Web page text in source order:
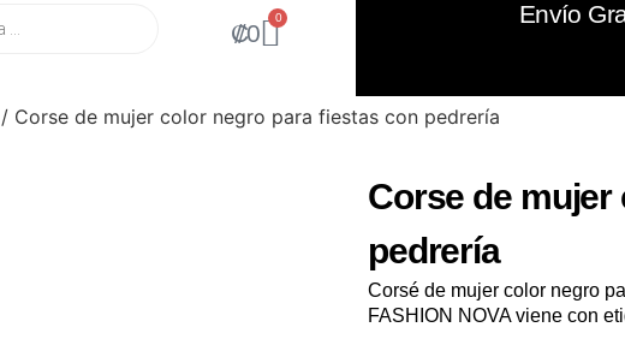
₡0
0 Envío
/ Corse de mujer color negro para fiestas con pedrería
Corse de
pedrería
Corsé de mujer color negro
FASHION NOVA viene con